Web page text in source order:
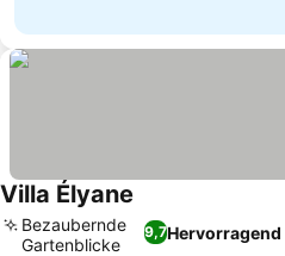
Villa Élyane
9,7Hervorragend
Bezaubernde
Gartenblicke